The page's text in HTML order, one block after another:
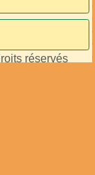
réservés